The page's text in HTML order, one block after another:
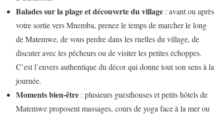
Balades sur la plage et découverte du village : avant ou après
votre sortie vers Mnemba, prenez le temps de marcher le long
de Matemwe, de vous perdre dans les ruelles du village, de
discuter avec les pêcheurs ou de visiter les petites échoppes.
C’est l’envers authentique du décor qui donne tout son sens à la
journée.
Moments bien-être : plusieurs guesthouses et petits hôtels de
Matemwe proposent massages, cours de yoga face à la mer ou